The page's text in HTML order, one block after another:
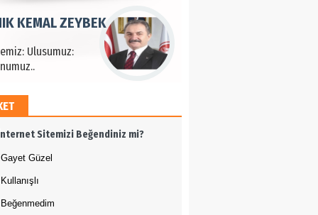
Ulusumuz:
KEMAL ZEYBEK
12 Eylül..
TAŞDEMİR
BULUZ
Sitemizi Beğendiniz mi?
Gayet Güzel
Kullanışlı
Beğenmedim